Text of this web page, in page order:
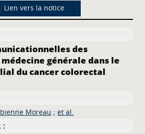
Lien vers la notice
des
générale dans le
du cancer colorectal
Moreau ;et al.
: